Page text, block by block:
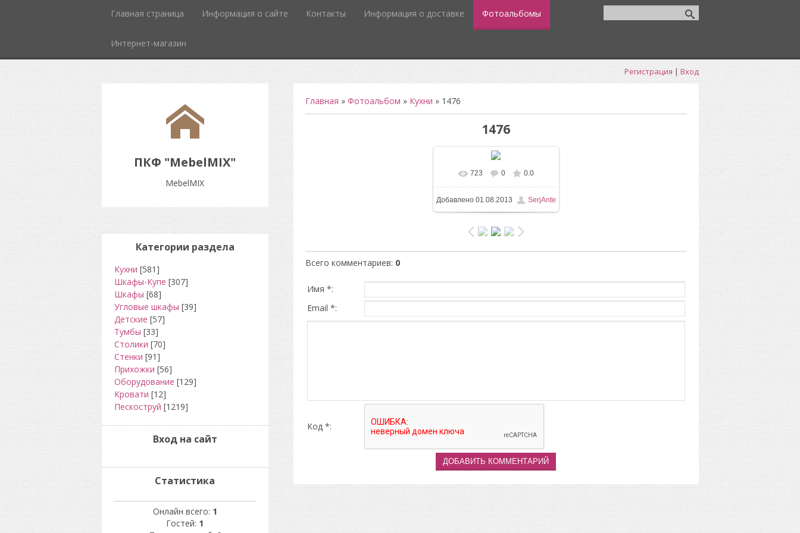
Главная страница Информация о сайте Контакты Информация о доставке Фотоальбомы
Интернет-магазин
Регистрация | Вход
ПКФ "MebelMIX"
MebelMIX
Главная » Фотоальбом » Кухни » 1476
1476
В реальном размере
1200x1600/ 120.6Kb
723 0 0.0
Добавлено01.08.2013 SerjAnte
Всего комментариев: 0
Имя *:
Email *:
Код *:
Категории раздела
Кухни [581]
Шкафы-Купе [307]
Шкафы [68]
Угловые шкафы [39]
Детские [57]
Тумбы [33]
Столики [70]
Стенки [91]
Прихожки [56]
Оборудование [129]
Кровати [12]
Пескоструй [1219]
Вход на сайт
Статистика
Онлайн всего: 1
Гостей: 1